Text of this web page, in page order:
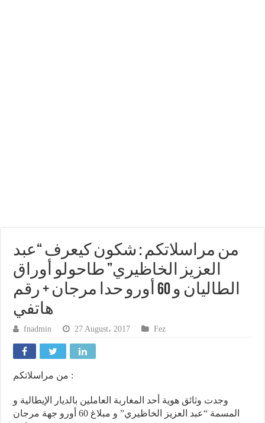
من مراسلاتكم : شكون كيعرف “عبد
العزيز الخاظيري” طاحولو أوراق
الطاليان و 60 أورو حدا مرجان + رقم
هاتفي
fnadmin 27 August، 2017 Fez
من مراسلاتكم :
وجدت وثائق هوية أحد المغاربة العاملين بالديار الإيطالية و
المسمة “عبد العزيز الخاظيري” و مبلاغ 60 أورو جهة مرجان